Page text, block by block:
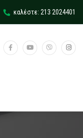
καλέστε: 213 2024401